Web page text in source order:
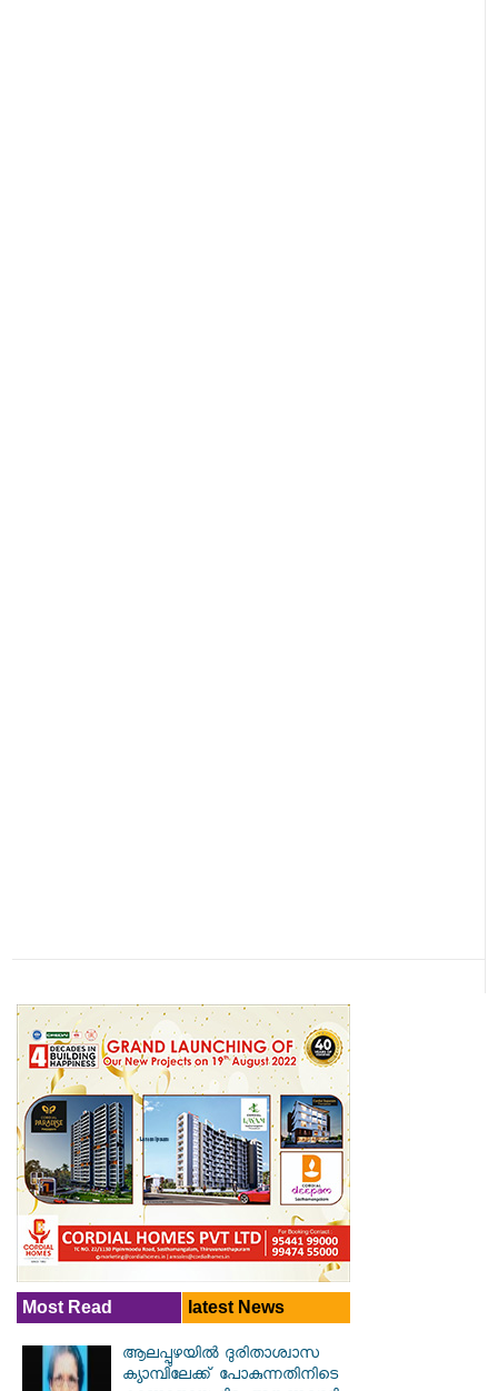
Most Read latest News
ആലപ്പുഴയിൽ ​ദുരിതാശ്വാസ
ക്യാമ്പിലേക്ക് പോകുന്നതിനിടെ